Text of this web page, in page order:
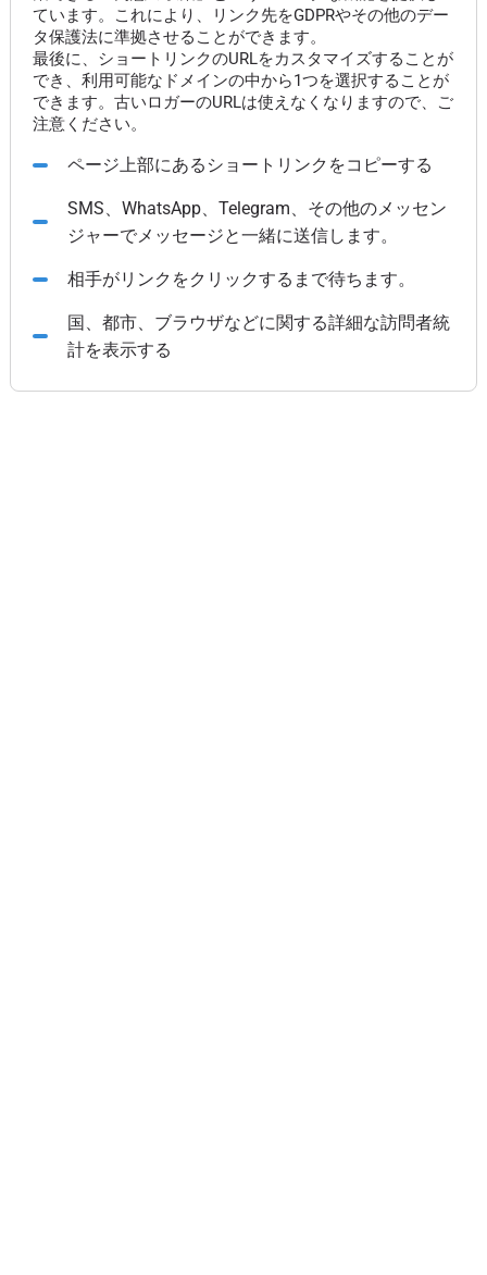
ています。これにより、リンク先をGDPRやその他のデー
タ保護法に準拠させることができます。
最後に、ショートリンクのURLをカスタマイズすることが
でき、利用可能なドメインの中から1つを選択することが
できます。古いロガーのURLは使えなくなりますので、ご
注意ください。
ページ上部にあるショートリンクをコピーする
SMS、WhatsApp、Telegram、その他のメッセン
ジャーでメッセージと一緒に送信します。
相手がリンクをクリックするまで待ちます。
国、都市、ブラウザなどに関する詳細な訪問者統
計を表示する